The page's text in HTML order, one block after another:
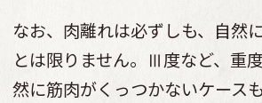
なお、肉離れは必ずしも、自然
とは限りません。Ⅲ度など、重
然に筋肉がくっつかないケースも